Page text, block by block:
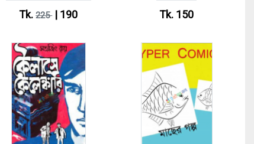
Tk.225| 190 Tk. 150